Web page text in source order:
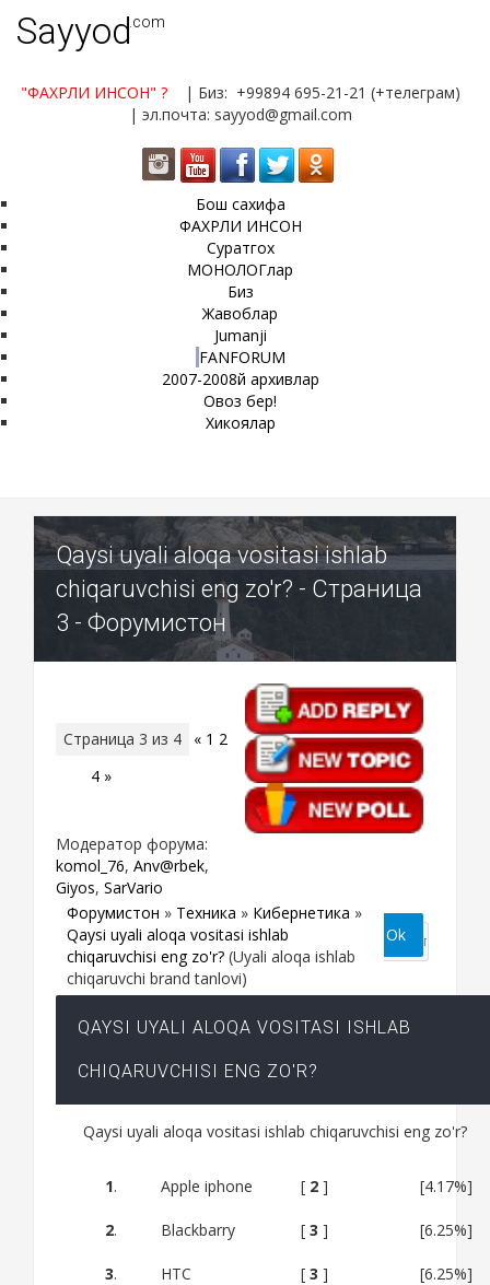
Sayyod.com
"ФАХРЛИ ИНСОН" ?
| Биз: +99894 695-21-21 (+телеграм)
| эл.почта: sayyod@gmail.com
Бош сахифа
ФАХРЛИ ИНСОН
Суратгох
МОНОЛОГлар
Биз
Жавоблар
Jumanji
FANFORUM
2007-2008й архивлар
Овоз бер!
Хикоялар
Qaysi uyali aloqa vositasi ishlab
chiqaruvchisi eng zo'r? - Страница
3 - Форумистон
Страница 3 из 4 « 1 2
4 »
Модератор форума:
komol_76, Anv@rbek,
Giyos, SarVario
Форумистон » Техника » Кибернетика »
Qaysi uyali aloqa vositasi ishlab
chiqaruvchisi eng zo'r? (Uyali aloqa ishlab
chiqaruvchi brand tanlovi)
QAYSI UYALI ALOQA VOSITASI ISHLAB
CHIQARUVCHISI ENG ZO'R?
Qaysi uyali aloqa vositasi ishlab chiqaruvchisi eng zo'r?
1. Apple iphone [ 2 ] [4.17%]
2. Blackbarry [ 3 ] [6.25%]
3. HTC [ 3 ] [6.25%]